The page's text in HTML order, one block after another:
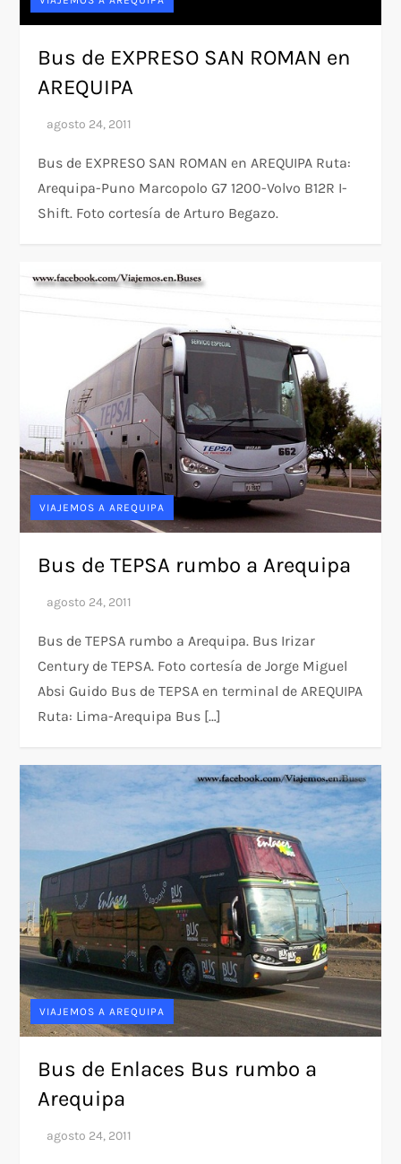
Bus de EXPRESO SAN ROMAN en
AREQUIPA
Bus de EXPRESO SAN ROMAN en AREQUIPA Ruta:
Arequipa-Puno Marcopolo G7 1200-Volvo B12R I-
Shift. Foto cortesía de Arturo Begazo.
VIAJEMOS A AREQUIPA
Bus de TEPSA rumbo a Arequipa
Bus de TEPSA rumbo a Arequipa. Bus Irizar
Century de TEPSA. Foto cortesía de Jorge Miguel
Absi Guido Bus de TEPSA en terminal de AREQUIPA
Ruta: Lima-Arequipa Bus […]
VIAJEMOS A AREQUIPA
Bus de Enlaces Bus rumbo a
Arequipa